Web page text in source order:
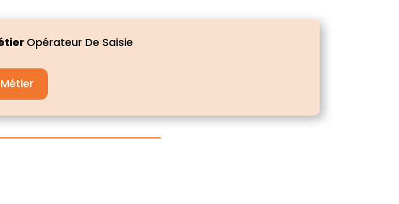
Opérateur De Saisie